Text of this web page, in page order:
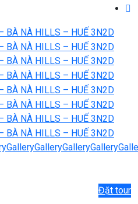
GalleryGalleryGalleryGallery
Đặt tour